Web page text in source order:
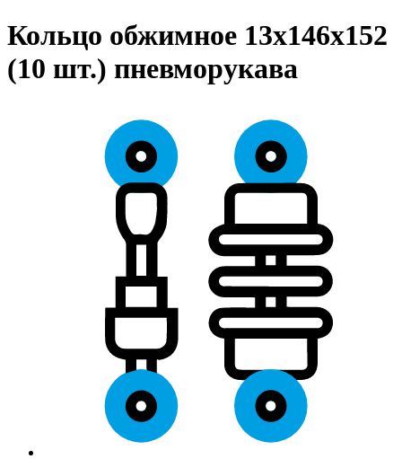
Кольцо обжимное 13х146х152
(10 шт.) пневморукава